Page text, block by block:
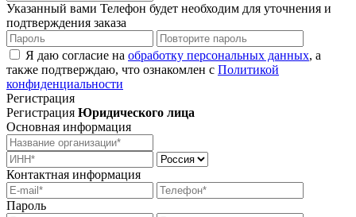
Указанный вами Телефон будет необходим для уточнения и
подтверждения заказа
Я даю согласие на обработку персональных данных, а
также подтверждаю, что ознакомлен с Политикой
конфиденциальности
Регистрация
Регистрация Юридического лица
Основная информация
Контактная информация
Пароль